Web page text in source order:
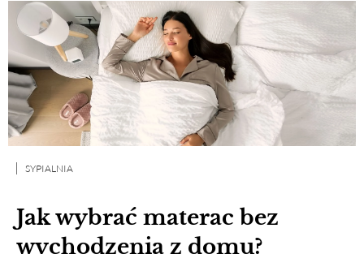
Jak wybrać materac bez
wychodzenia z domu?
SYPIALNIA